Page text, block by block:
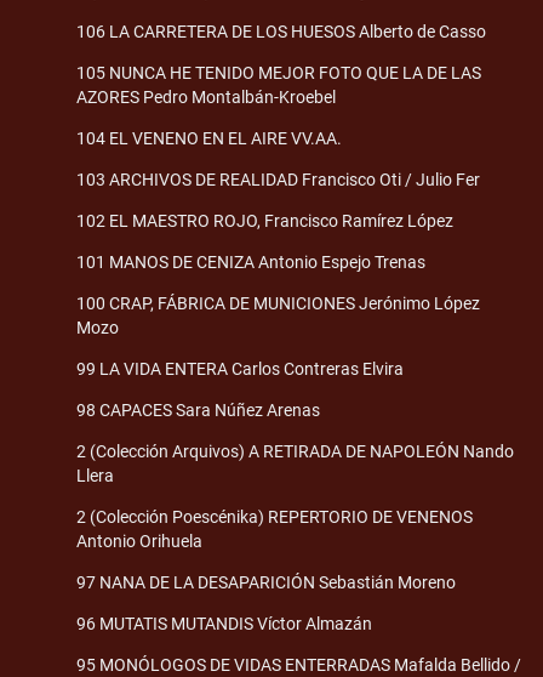
106 LA CARRETERA DE LOS HUESOS Alberto de Casso
105 NUNCA HE TENIDO MEJOR FOTO QUE LA DE LAS
AZORES Pedro Montalbán-Kroebel
104 EL VENENO EN EL AIRE VV.AA.
103 ARCHIVOS DE REALIDAD Francisco Oti / Julio Fer
102 EL MAESTRO ROJO, Francisco Ramírez López
101 MANOS DE CENIZA Antonio Espejo Trenas
100 CRAP, FÁBRICA DE MUNICIONES Jerónimo López
Mozo
99 LA VIDA ENTERA Carlos Contreras Elvira
98 CAPACES Sara Núñez Arenas
2 (Colección Arquivos) A RETIRADA DE NAPOLEÓN Nando
Llera
2 (Colección Poescénika) REPERTORIO DE VENENOS
Antonio Orihuela
97 NANA DE LA DESAPARICIÓN Sebastián Moreno
96 MUTATIS MUTANDIS Víctor Almazán
95 MONÓLOGOS DE VIDAS ENTERRADAS Mafalda Bellido /